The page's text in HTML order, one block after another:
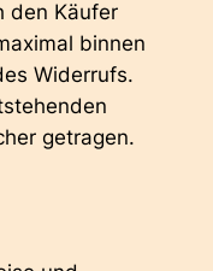
den Käufer
binnen
Widerrufs.
getragen.